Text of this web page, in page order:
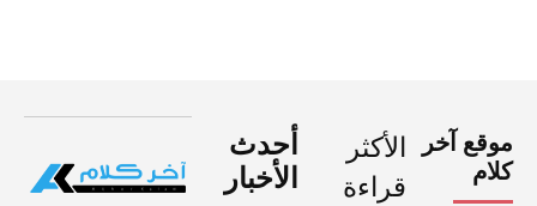
موقع آخر
كلام
الأكثر
قراءة
أحدث
الأخبار